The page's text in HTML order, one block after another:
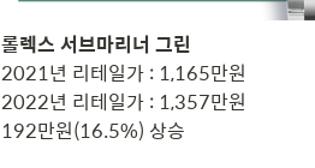
2021년 리테일가 : 1,165만원
2022년 리테일가 : 1,357만원
192만원(16.5%) 상승